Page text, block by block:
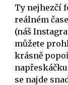
Ty nejhezčí
reálném
(náš
můžete
krásně
se najde